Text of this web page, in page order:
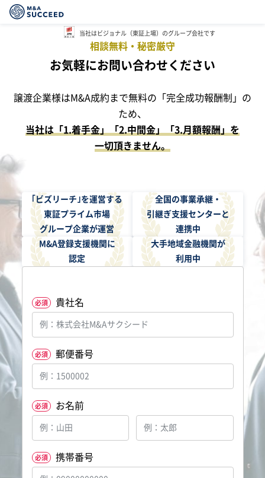
当社はビジョナル（東証上場） のグループ会社です
相談無料・秘密厳守
お気軽にお問い合わせください
譲渡企業様はM&A成約まで無料の「完全成功報酬制」の
ため、
当社は「1.着手金」「2.中間金」「3.月額報酬」を
一切頂きません。
｢ビズリーチ｣を運営する
東証プライム市場
グループ企業が運営
全国の事業承継・
引継ぎ支援センターと
連携中
M&A登録支援機関に
認定
大手地域金融機関が
利用中
必須 貴社名
必須 郵便番号
必須 お名前
必須 携帯番号